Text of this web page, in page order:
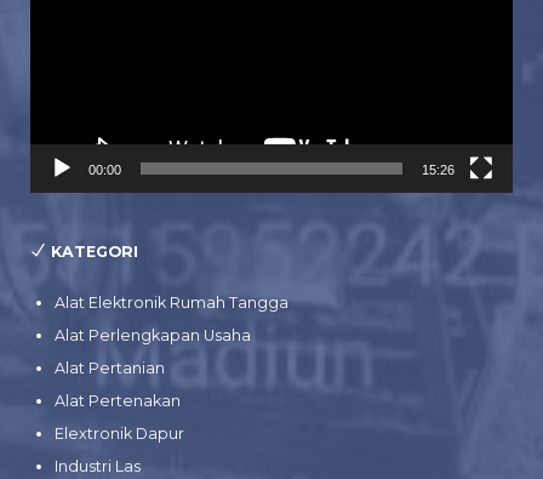
00:00 15:26
KATEGORI
Alat Elektronik Rumah Tangga
Alat Perlengkapan Usaha
Alat Pertanian
Alat Pertenakan
Elextronik Dapur
Industri Las